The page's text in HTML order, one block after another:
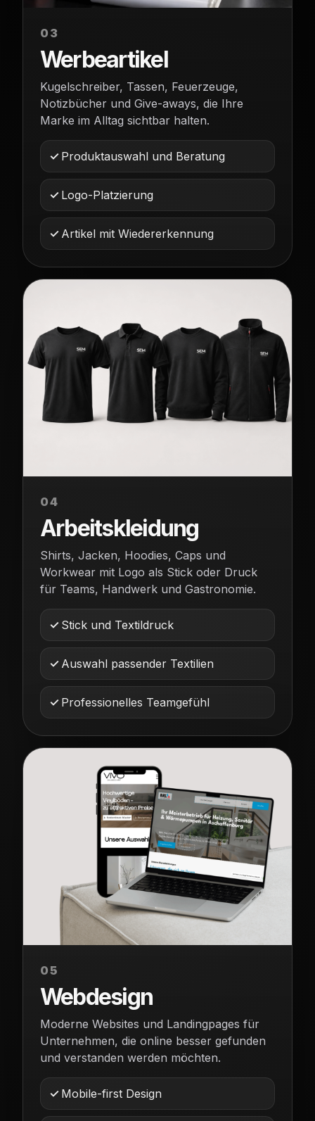
03
Werbeartikel
Kugelschreiber, Tassen, Feuerzeuge,
Notizbücher und Give-aways, die Ihre
Marke im Alltag sichtbar halten.
Produktauswahl und Beratung
Logo-Platzierung
Artikel mit Wiedererkennung
04
Arbeitskleidung
Shirts, Jacken, Hoodies, Caps und
Workwear mit Logo als Stick oder Druck
für Teams, Handwerk und Gastronomie.
Stick und Textildruck
Auswahl passender Textilien
Professionelles Teamgefühl
05
Webdesign
Moderne Websites und Landingpages für
Unternehmen, die online besser gefunden
und verstanden werden möchten.
Mobile-first Design